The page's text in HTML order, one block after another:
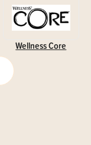
Wellness Core